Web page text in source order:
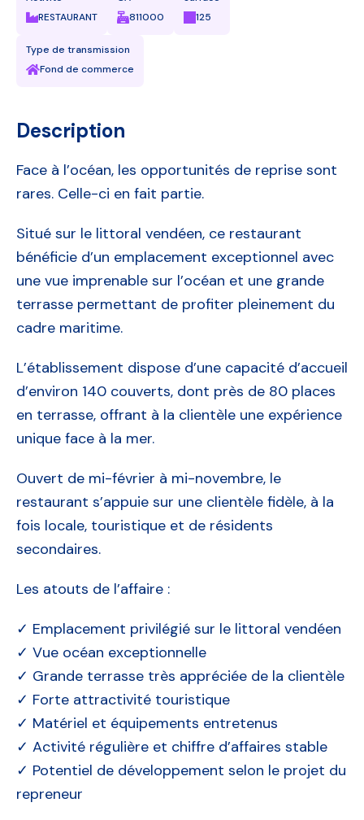
RESTAURANT
811000
125
Type de transmission
Fond de commerce
Description
Face à l’océan, les opportunités de reprise sont
rares. Celle-ci en fait partie.
Situé sur le littoral vendéen, ce restaurant
bénéficie d’un emplacement exceptionnel avec
une vue imprenable sur l’océan et une grande
terrasse permettant de profiter pleinement du
cadre maritime.
L’établissement dispose d’une capacité d’accueil
d’environ 140 couverts, dont près de 80 places
en terrasse, offrant à la clientèle une expérience
unique face à la mer.
Ouvert de mi-février à mi-novembre, le
restaurant s’appuie sur une clientèle fidèle, à la
fois locale, touristique et de résidents
secondaires.
Les atouts de l’affaire :
✓ Emplacement privilégié sur le littoral vendéen
✓ Vue océan exceptionnelle
✓ Grande terrasse très appréciée de la clientèle
✓ Forte attractivité touristique
✓ Matériel et équipements entretenus
✓ Activité régulière et chiffre d’affaires stable
✓ Potentiel de développement selon le projet du
repreneur